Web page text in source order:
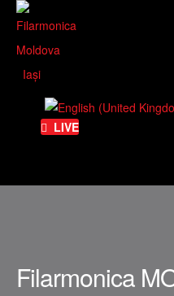
Căutare
...
LIVE
Filarmonica